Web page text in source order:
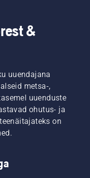
&
uuendajana
metsa-,
uuenduste
ohutus- ja
on